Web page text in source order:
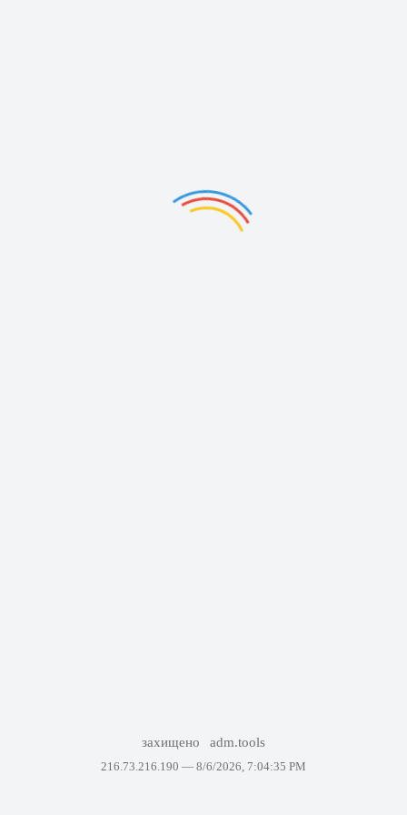
захищено adm.tools
216.73.216.190 — 8/6/2026, 7:04:35 PM